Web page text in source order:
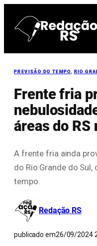
para
PREVISÃO DO TEMPO, RIO
Frente fria
áreas do RS
A frente fria ainda
do Rio Grande do
tempo.
Redação RS
publicado em26/09/2024